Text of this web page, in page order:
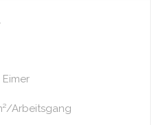
Eimer
Arbeitsgang